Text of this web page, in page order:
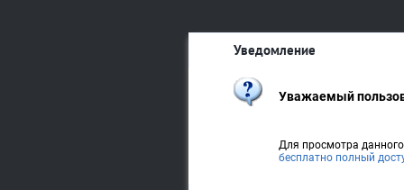
Уведомление
Уважаемый
Для просмотра
бесплатно полный